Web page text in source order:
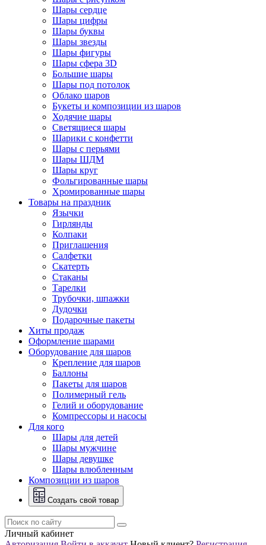
Шары сердце
Шары цифры
Шары буквы
Шары звезды
Шары фигуры
Шары сфера 3D
Большие шары
Шары под потолок
Облако шаров
Букеты и композиции из шаров
Ходячие шары
Светящиеся шары
Шарики с конфетти
Шары с перьями
Шары ШДМ
Шары круг
Фольгированные шары
Хромированные шары
Товары на праздник
Язычки
Гирлянды
Колпаки
Приглашения
Салфетки
Скатерть
Стаканы
Тарелки
Трубочки, шпажки
Дудочки
Подарочные пакеты
Хиты продаж
Оформление шарами
Оборудование для шаров
Крепление для шаров
Баллоны
Пакеты для шаров
Полимерный гель
Гелий и оборудование
Компрессоры и насосы
Для кого
Шары для детей
Шары мужчине
Шары девушке
Шары влюбленным
Композиции из шаров
Создать свой товар
Личный кабинет